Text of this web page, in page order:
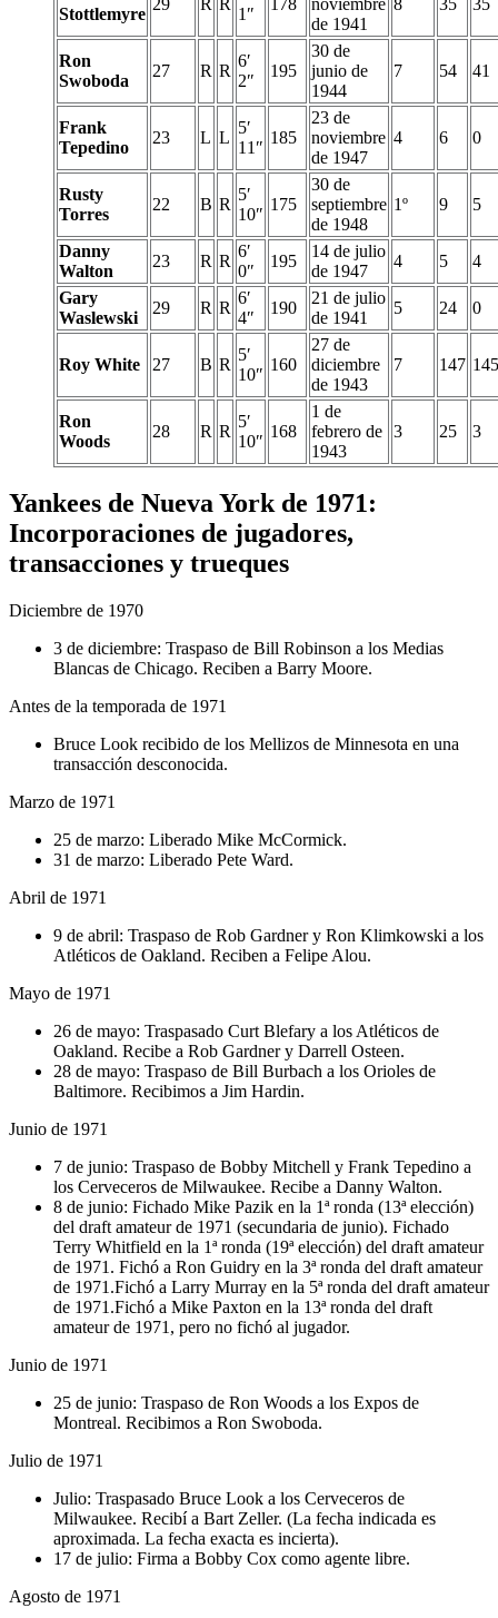
Stottlemyre
1″
de 1941
Ron
Swoboda
27 R R
6′
2″
195
30 de
junio de
1944
7 54 41
Frank
Tepedino
23 L L
5′
11″
185
23 de
noviembre
de 1947
4 6 0
Rusty
Torres
22 B R
5′
10″
175
30 de
septiembre
de 1948
1º 9 5
Danny
Walton
23 R R
6′
0″
195
14 de julio
de 1947
4 5
4
Gary
Waslewski
29 R R
6′
4″
190
21 de julio
de 1941
5 24 0
Roy White 27 B R
5′
10″
160
27 de
diciembre
de 1943
7 147 145
Ron
Woods
28 R R
5′
10″
168
1 de
febrero de
1943
3 25 3
Yankees de Nueva York de 1971:
Incorporaciones de jugadores,
transacciones y trueques
Diciembre de 1970
3 de diciembre: Traspaso de Bill Robinson a los Medias
Blancas de Chicago. Reciben a Barry Moore.
Antes de la temporada de 1971
Bruce Look recibido de los Mellizos de Minnesota en una
transacción desconocida.
Marzo de 1971
25 de marzo: Liberado Mike McCormick.
31 de marzo: Liberado Pete Ward.
Abril de 1971
9 de abril: Traspaso de Rob Gardner y Ron Klimkowski a los
Atléticos de Oakland. Reciben a Felipe Alou.
Mayo de 1971
26 de mayo: Traspasado Curt Blefary a los Atléticos de
Oakland. Recibe a Rob Gardner y Darrell Osteen.
28 de mayo: Traspaso de Bill Burbach a los Orioles de
Baltimore. Recibimos a Jim Hardin.
Junio de 1971
7 de junio: Traspaso de Bobby Mitchell y Frank Tepedino a
los Cerveceros de Milwaukee. Recibe a Danny Walton.
8 de junio: Fichado Mike Pazik en la 1ª ronda (13ª elección)
del draft amateur de 1971 (secundaria de junio). Fichado
Terry Whitfield en la 1ª ronda (19ª elección) del draft amateur
de 1971. Fichó a Ron Guidry en la 3ª ronda del draft amateur
de 1971.Fichó a Larry Murray en la 5ª ronda del draft amateur
de 1971.Fichó a Mike Paxton en la 13ª ronda del draft
amateur de 1971, pero no fichó al jugador.
Junio de 1971
25 de junio: Traspaso de Ron Woods a los Expos de
Montreal. Recibimos a Ron Swoboda.
Julio de 1971
Julio: Traspasado Bruce Look a los Cerveceros de
Milwaukee. Recibí a Bart Zeller. (La fecha indicada es
aproximada. La fecha exacta es incierta).
17 de julio: Firma a Bobby Cox como agente libre.
Agosto de 1971